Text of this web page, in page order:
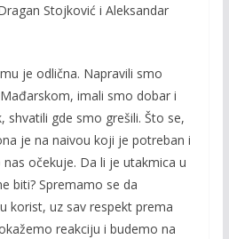
Stojković i Aleksandar
je odlična. Napravili smo
imali smo dobar i
shvatili gde smo grešili. Što se,
je na naivou koji je potreban i
očekuje. Da li je utakmica u
biti? Spremamo se da
korist, uz sav respekt prema
reakciju i budemo na